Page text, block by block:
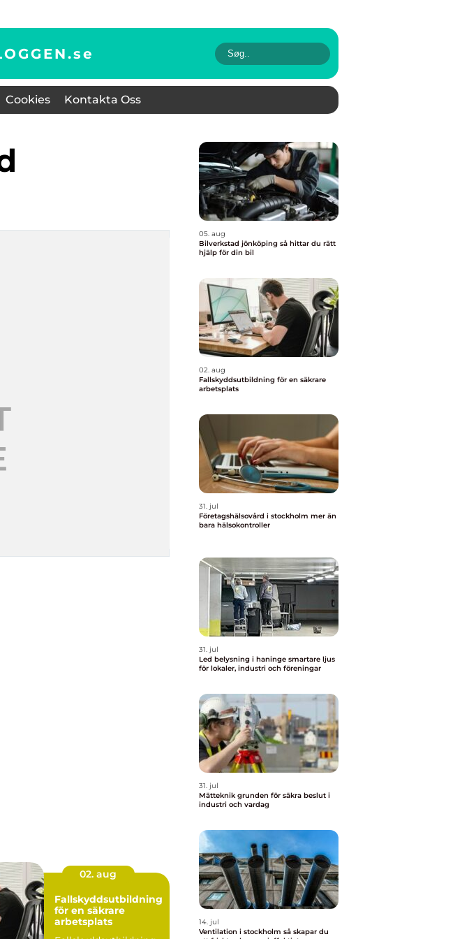
se
Cookies Kontakta Oss
02. aug
Fallskyddsutbildning
för en säkrare
arbetsplats
05. aug
Bilverkstad jönköping så hittar du rätt
hjälp för din bil
02. aug
Fallskyddsutbildning för en säkrare
arbetsplats
31. jul
Företagshälsovård i stockholm mer än
bara hälsokontroller
31. jul
Led belysning i haninge smartare ljus
för lokaler, industri och föreningar
31. jul
Mätteknik grunden för säkra beslut i
industri och vardag
14. jul
Ventilation i stockholm så skapar du